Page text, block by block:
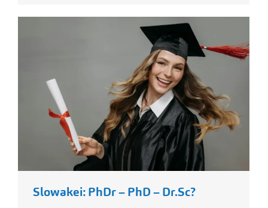
Slowakei: PhDr – PhD – Dr.Sc?